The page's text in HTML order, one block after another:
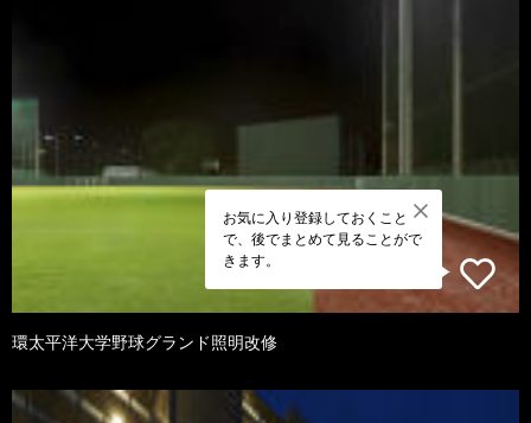
お気に入り登録しておくこと
で、後でまとめて見ることがで
きます。
環太平洋大学野球グランド照明改修